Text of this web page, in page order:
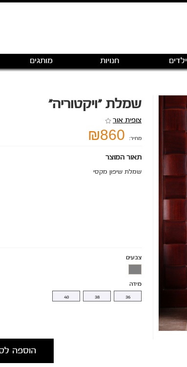
ילדים חנויות מותגים
שמלת "ויקטוריה"
צופית אור
מחיר: ₪860
תאור המוצר
שמלת שיפון מקסי
צבעים
מידה
36
38
40
הוספה